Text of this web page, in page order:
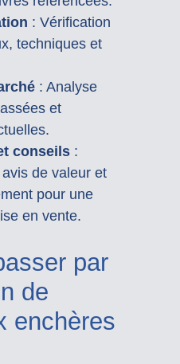
: Vérification
techniques et
: Analyse
et
conseils:
avis de valeur et
pour une
en vente.
par
de
enchères